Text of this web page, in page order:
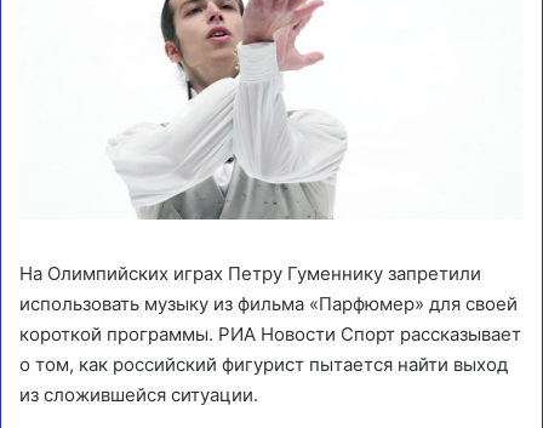
На Олимпийских играх Петру Гуменнику запретили
использовать музыку из фильма «Парфюмер» для своей
короткой программы. РИА Новости Спорт рассказывает
о том, как российский фигурист пытается найти выход
из сложившейся ситуации.